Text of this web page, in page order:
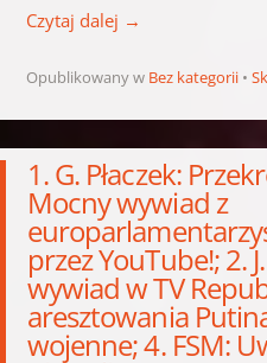
Czytaj dalej →
Opublikowany w Bez kategorii
1. G. Płaczek:
Mocny wywiad z
przez YouTube!; 2.
wywiad w TV
aresztowania
wojenne; 4. FSM: